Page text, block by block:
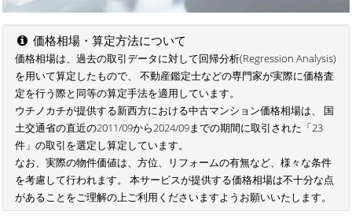
価格相場・算定方法について
価格相場は、過去の取引データに対して回帰分析(Regression Analysis)
を用いて算定したもので、 不動産鑑定士などの専門家が実際に価格査
定を行う際と同等の算定手法を適用しています。
ウチノカチが提供する新西方における中古マンション価格相場は、 国
土交通省の直近の2011/09から2024/09までの期間に取引された「23
件」の取引を選定し算定しています。
なお、実際の物件価値は、方位、リフォームの有無など、様々な条件
を考慮して行われます。 本サービスが提供する価格相場は不十分な点
があることをご理解の上ご利用くださいますようお願いいたします。